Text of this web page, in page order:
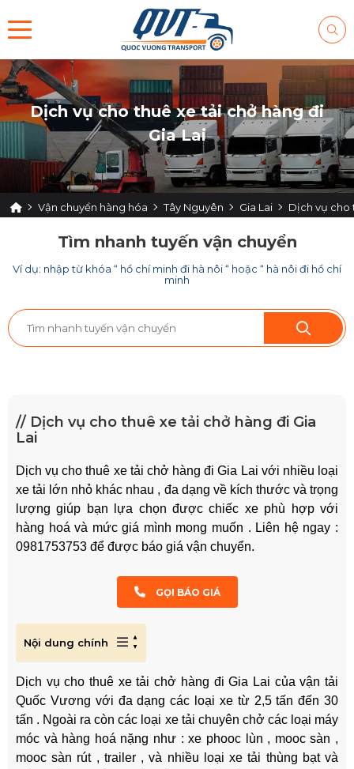
Dịch vụ cho thuê xe tải chở hàng đi
Gia Lai
Vận chuyển hàng hóa Tây Nguyên Gia Lai Dịch vụ cho
Tìm nhanh tuyến vận chuyển
Ví dụ: nhập từ khóa “ hồ chí minh đi hà nôi “ hoặc “ hà nôi đi hồ chí
minh
// Dịch vụ cho thuê xe tải chở hàng đi Gia
Lai
Dịch vụ cho thuê xe tải chở hàng đi Gia Lai với nhiều loại
xe tải lớn nhỏ khác nhau , đa dạng về kích thước và trọng
lượng giúp bạn lựa chọn được chiếc xe phù hợp với
hàng hoá và mức giá mình mong muốn . Liên hệ ngay :
0981753753 để được báo giá vận chuyển.
GỌI BÁO GIÁ
Nội dung chính
Dịch vụ cho thuê xe tải chở hàng đi Gia Lai của vận tải
Quốc Vương với đa dạng các loại xe từ 2,5 tấn đến 30
tấn . Ngoài ra còn các loại xe tải chuyên chở các loại máy
móc và hàng hoá nặng như : xe phooc lùn , mooc sàn ,
mooc sàn rút , trailer , và nhiều loại xe tải thùng bạt và